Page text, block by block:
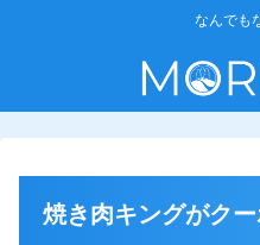
なんでも
焼き肉キングがク